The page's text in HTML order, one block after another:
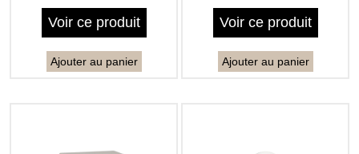
Voir ce produit
Ajouter au panier
Voir ce produit
Ajouter au panier